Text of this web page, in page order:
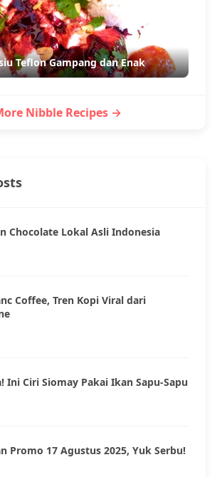
Teflon Gampang dan Enak
Nibble Recipes →
Chocolate Lokal Asli Indonesia
Coffee, Tren Kopi Viral dari
Ini Ciri Siomay Pakai Ikan Sapu-Sapu
Promo 17 Agustus 2025, Yuk Serbu!